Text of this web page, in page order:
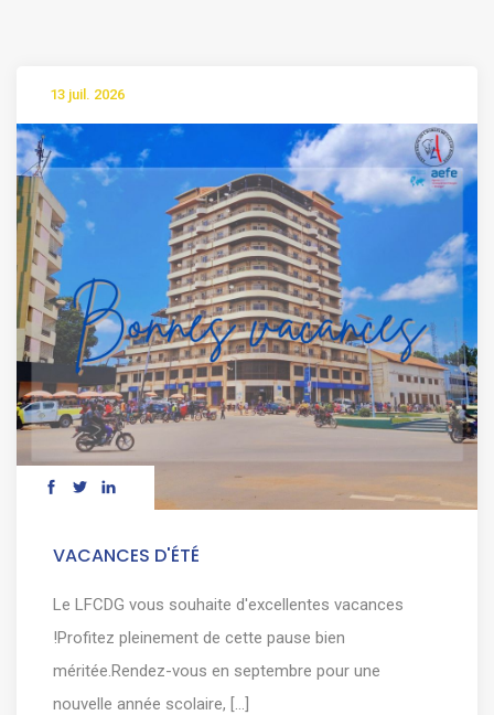
13 juil. 2026
VACANCES D'ÉTÉ
Le LFCDG vous souhaite d'excellentes vacances
!Profitez pleinement de cette pause bien
méritée.Rendez-vous en septembre pour une
nouvelle année scolaire, [...]